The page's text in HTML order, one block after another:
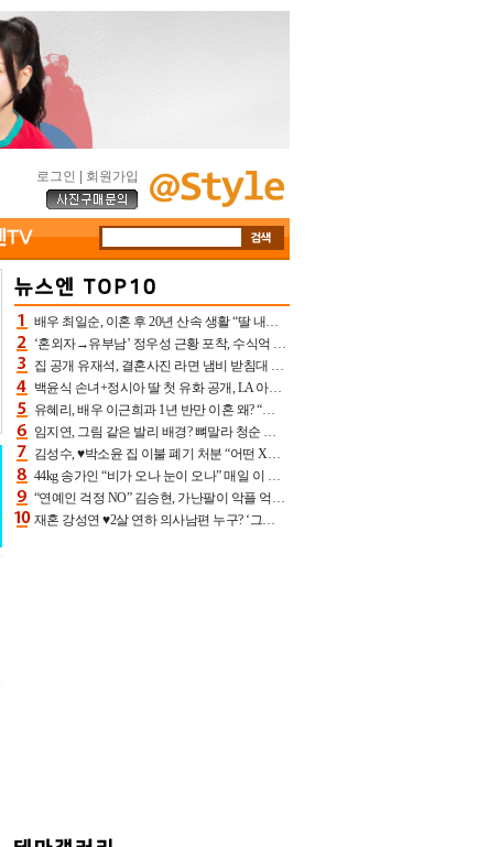
로그인 회원가입
배우 최일순, 이혼 후 20년 산속 생활 “딸 내가 버렸다고 원망‥맘 아파”(특종)[어제TV]
‘혼외자→유부남’ 정우성 근황 포착, 수식억 해킹 피해 후배 만났다 “존경하는”
집 공개 유재석, 결혼사진 라면 냄비 받침대 되고 분노‥가족사진도 피해(놀뭐)[어제TV]
백윤식 손녀+정시아 딸 첫 유화 공개, LA 아트쇼→서울국제조각페스타 작가다운 수준급 실력
유혜리, 배우 이근희과 1년 반만 이혼 왜? “식칼 꽂고 의자 던져” 충격 폭로(특종)[어제TV]
임지연, 그림 같은 발리 배경? 뼈말라 청순 비키니 핏에 상대 안 되네
김성수, ♥박소윤 집 이불 폐기 처분 “어떤 X이랑 썼을지 몰라” 질투(신랑수업2)[어제TV]
44kg 송가인 “비가 오나 눈이 오나” 매일 이 운동, 허벅지 근육량 상승+체지방 감소
“연예인 걱정 NO” 김승현, 가난팔이 악플 억울할만‥아내+딸과 日 여행
재혼 강성연 ♥2살 연하 의사남편 누구? ‘그알’ 자문의에 훈남 비주얼 초엘리트 스펙 [종합]